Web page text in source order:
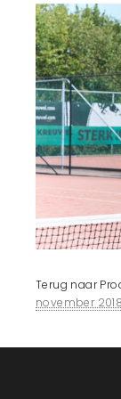
Terug naar
november 2018